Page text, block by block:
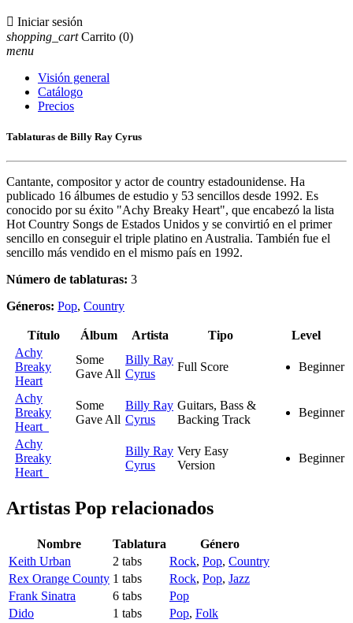
 Iniciar sesión
shopping_cart Carrito (0)
menu
Visión general
Catálogo
Precios
Tablaturas de Billy Ray Cyrus
Cantante, compositor y actor de country estadounidense. Ha
publicado 16 álbumes de estudio y 53 sencillos desde 1992. Es
conocido por su éxito "Achy Breaky Heart", que encabezó la lista
Hot Country Songs de Estados Unidos y se convirtió en el primer
sencillo en conseguir el triple platino en Australia. También fue el
sencillo más vendido en el mismo país en 1992.
Número de tablaturas: 3
Géneros: Pop, Country
Título Álbum Artista Tipo
Level
Achy
Breaky
Heart
Some
Gave All
Billy Ray
Cyrus
Full Score Beginner
Achy
Breaky
Heart
Some
Gave All
Billy Ray
Cyrus
Guitars, Bass &
Backing Track
Beginner
Achy
Breaky
Heart
Billy Ray
Cyrus
Very Easy
Version
Beginner
Artistas Pop relacionados
Nombre Tablatura
Género
Keith Urban
2 tabs Rock, Pop, Country
Rex Orange County 1 tabs Rock, Pop, Jazz
Frank Sinatra
6 tabs
Pop
Dido
1 tabs Pop, Folk